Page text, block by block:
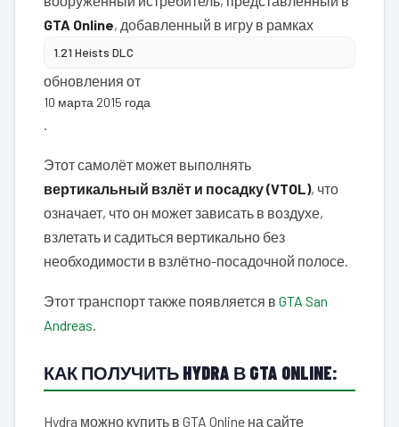
GTA Online, добавленный в игру в рамках
1.21 Heists DLC
обновления от
10 марта 2015 года
.
Этот самолёт может выполнять
вертикальный взлёт и посадку (VTOL), что
означает, что он может зависать в воздухе,
взлетать и садиться вертикально без
необходимости в взлётно-посадочной полосе.
Этот транспорт также появляется в GTA San
Andreas.
КАК ПОЛУЧИТЬ HYDRA В GTA ONLINE:
Hydra можно купить в GTA Online на сайте